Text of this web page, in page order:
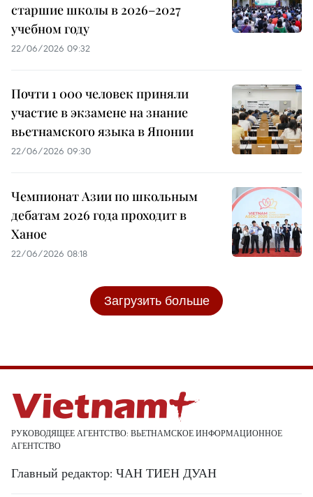
старшие школы в 2026–2027
учебном году
22/06/2026 09:32
Почти 1 000 человек приняли
участие в экзамене на знание
вьетнамского языка в Японии
22/06/2026 09:30
Чемпионат Азии по школьным
дебатам 2026 года проходит в
Ханое
22/06/2026 08:18
Загрузить больше
РУКОВОДЯЩЕЕ АГЕНТСТВО: ВЬЕТНАМСКОЕ ИНФОРМАЦИОННОЕ
АГЕНТСТВО
Главный редактор: ЧАН ТИЕН ДУАН